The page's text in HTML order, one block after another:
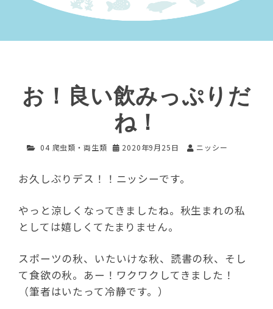
お！良い飲みっぷりだ
ね！
04 爬虫類・両生類 2020年9月25日 ニッシー
お久しぶりデス！！ニッシーです。
やっと涼しくなってきましたね。秋生まれの私
としては嬉しくてたまりません。
スポーツの秋、いたいけな秋、読書の秋、そし
て食欲の秋。あー！ワクワクしてきました！
（筆者はいたって冷静です。）